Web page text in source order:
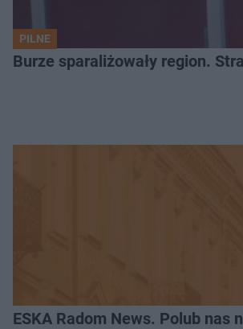
PILNE
Burze sparaliżowały region.
ESKA Radom News. Polub nas